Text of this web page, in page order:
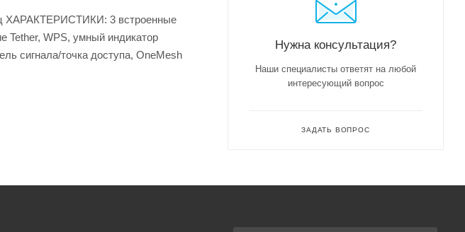
ХАРАКТЕРИСТИКИ: 3 встроенные
WPS, умный индикатор
сигнала/точка доступа, OneMesh
Нужна консультация?
Наши специалисты ответят на любой
интересующий вопрос
ЗАДАТЬ ВОПРОС